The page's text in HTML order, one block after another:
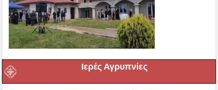
Ιερές Αγρυπνίες